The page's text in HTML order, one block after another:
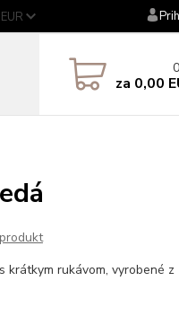
EUR
0
za 0,00
krátkym rukávom, vyrobené z